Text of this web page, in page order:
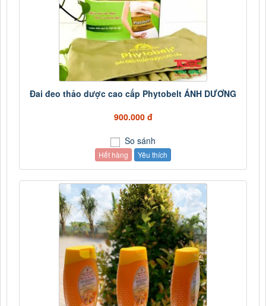
Đai đeo thảo dược cao cấp Phytobelt ÁNH DƯƠNG
900.000 đ
So sánh
Hết hàng Yêu thích